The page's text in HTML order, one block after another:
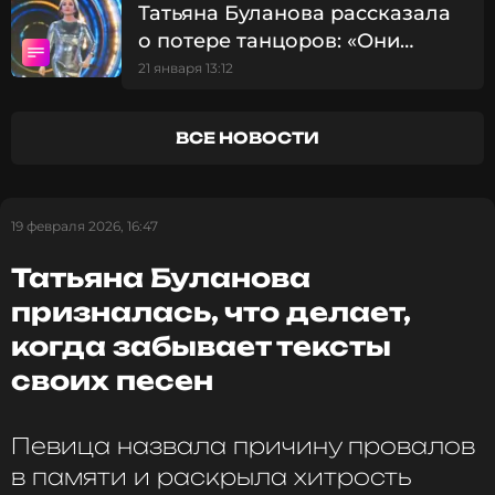
Ранее Татьяна Буланова рассказала,как
изменилась ее жизньна фоне новообретенного
успеха.
оставаться в курсе событий
ПОДПИСАТЬСЯ
ССЫЛКА
Татьяна Буланова рассказала
о потере танцоров: «Они
просто ушли»
21 января 13:12
ВСЕ НОВОСТИ
19 февраля 2026, 16:47
Татьяна Буланова
призналась, что делает,
когда забывает тексты
своих песен
Певица назвала причину провалов
в памяти и раскрыла хитрость